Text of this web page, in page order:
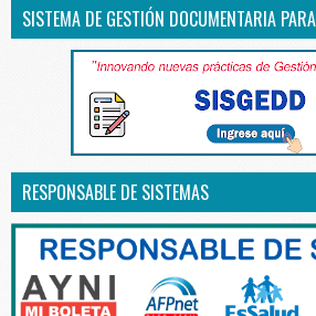
SISTEMA DE GESTIÓN DOCUMENTARIA
RESPONSABLE DE SISTEMAS